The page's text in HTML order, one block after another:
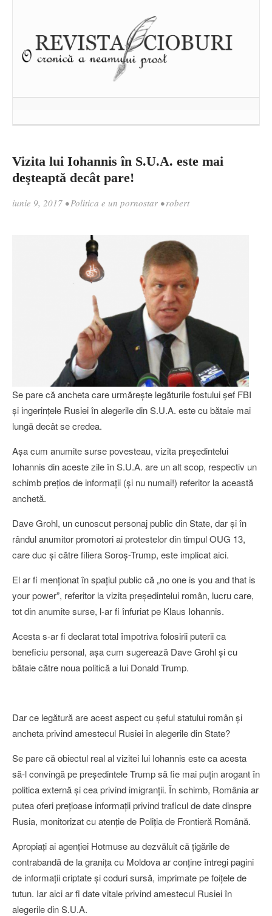
Vizita lui Iohannis în S.U.A. este mai
deşteaptă decât pare!
iunie 9, 2017 •Politica e un pornostar •robert
Se pare că ancheta care urmăreşte legăturile fostului şef FBI
şi ingerinţele Rusiei în alegerile din S.U.A. este cu bătaie mai
lungă decât se credea.
Aşa cum anumite surse povesteau, vizita preşedintelui
Iohannis din aceste zile în S.U.A. are un alt scop, respectiv un
schimb preţios de informaţii (şi nu numai!) referitor la această
anchetă.
Dave Grohl, un cunoscut personaj public din State, dar şi în
rândul anumitor promotori ai protestelor din timpul OUG 13,
care duc şi către filiera Soroş-Trump, este implicat aici.
El ar fi menţionat în spaţiul public că „no one is you and that is
your power”, referitor la vizita preşedintelui român, lucru care,
tot din anumite surse, l-ar fi înfuriat pe Klaus Iohannis.
Acesta s-ar fi declarat total împotriva folosirii puterii ca
beneficiu personal, aşa cum sugerează Dave Grohl şi cu
bătaie către noua politică a lui Donald Trump.
Dar ce legătură are acest aspect cu şeful statului român şi
ancheta privind amestecul Rusiei în alegerile din State?
Se pare că obiectul real al vizitei lui Iohannis este ca acesta
să-l convingă pe preşedintele Trump să fie mai puţin arogant în
politica externă şi cea privind imigranţii. În schimb, România ar
putea oferi preţioase informaţii privind traficul de date dinspre
Rusia, monitorizat cu atenţie de Poliţia de Frontieră Română.
Apropiaţi ai agenţiei Hotmuse au dezvăluit că ţigările de
contrabandă de la graniţa cu Moldova ar conţine întregi pagini
de informaţii criptate şi coduri sursă, imprimate pe foiţele de
tutun. Iar aici ar fi date vitale privind amestecul Rusiei în
alegerile din S.U.A.